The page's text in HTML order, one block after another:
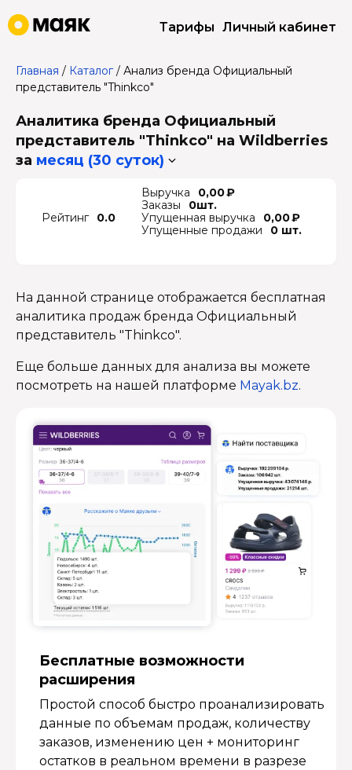
Тарифы Личный кабинет
Главная / Каталог/ Анализ бренда Официальный
представитель "Thinkco"
Аналитика бренда Официальный
представитель "Thinkco" на Wildberries
за месяц (30 суток)
Рейтинг 0.0
Выручка
0,00 ₽
Заказы
0шт.
Упущенная выручка
0,00 ₽
Упущенные продажи
0 шт.
На данной странице отображается бесплатная
аналитика продаж бренда Официальный
представитель "Thinkco".
Еще больше данных для анализа вы можете
посмотреть на нашей платформе Mayak.bz.
Бесплатные возмож­ности
расширения
Простой способ быстро проанализировать
данные по объемам продаж, количеству
заказов, изменению цен + мониторинг
остатков в реальном времени в разрезе